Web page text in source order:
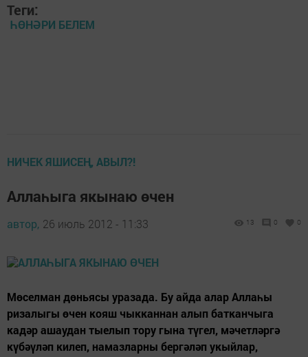
Теги:
ҺӨНӘРИ БЕЛЕМ
НИЧЕК ЯШИСЕҢ, АВЫЛ?!
Аллаһыга якынаю өчен
автор, 26 июль 2012 - 11:33 13 0 0
Мөселман дөньясы уразада. Бу айда алар Аллаһы
ризалыгы өчен кояш чыкканнан алып батканчыга
кадәр ашаудан тыелып тору гына түгел, мәчетләргә
күбәүләп килеп, намазларны бергәләп укыйлар,